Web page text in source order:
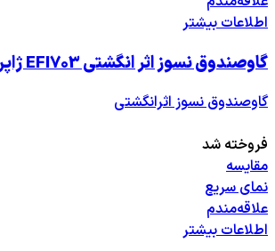
اطلاعات بیشتر
گاوصندوق نسوز اثر انگشتی EFI703 ژاپن
گاوصندوق نسوز اثرانگشتی
فروخته شد
مقایسه
نمای سریع
علاقه‌مندم
اطلاعات بیشتر